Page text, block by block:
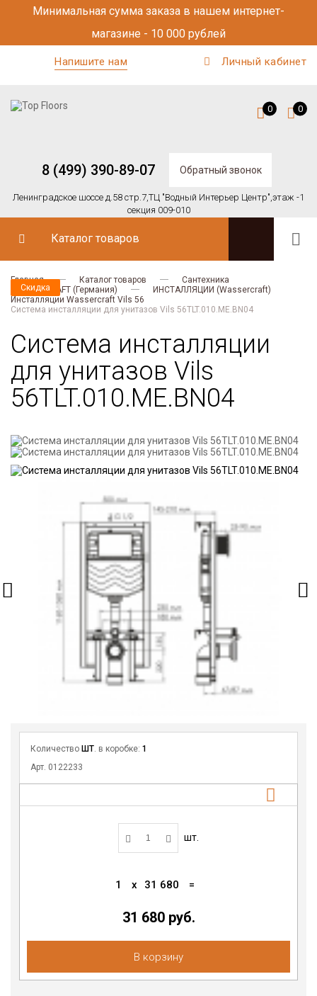
Минимальная сумма заказа в нашем интернет-
магазине - 10 000 рублей
Напишите нам Личный кабинет
8 (499) 390-89-07 Обратный звонок
Ленинградское шоссе д.58 стр.7,ТЦ "Водный Интерьер Центр",этаж -1
секция 009-010
0 0
Каталог товаров
Главная Каталог товаров
Сантехника
WASSERCRAFT (Германия)
ИНСТАЛЛЯЦИИ (Wassercraft)
Инсталляции Wassercraft Vils 56
Система инсталляции для унитазов Vils 56TLT.010.ME.BN04
Система инсталляции
для унитазов Vils
56TLT.010.ME.BN04
Скидка
Скидка
Количество ШТ . в коробке: 1
Арт. 0122233
шт.
1 x 31 680 =
31 680 руб.
В корзину